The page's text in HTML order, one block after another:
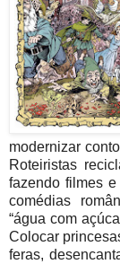
modernizar
Roteiristas
fazendo filmes
comédias
“água com
Colocar
feras,